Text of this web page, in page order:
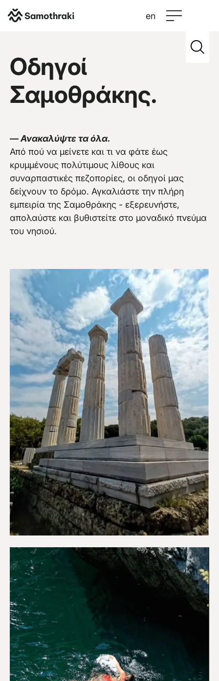
en
Vew more
Οδηγοί
Σαμοθράκης.
—Ανακαλύψτε τα όλα.
Από πού να μείνετε και τι να φάτε έως
κρυμμένους πολύτιμους λίθους και
συναρπαστικές πεζοπορίες, οι οδηγοί μας
δείχνουν το δρόμο. Αγκαλιάστε την πλήρη
εμπειρία της Σαμοθράκης - εξερευνήστε,
απολαύστε και βυθιστείτε στο μοναδικό πνεύμα
του νησιού.
Αξιοθέατα